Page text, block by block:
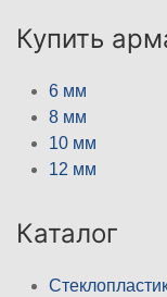
Купить
6 мм
8 мм
10 мм
12 мм
Каталог